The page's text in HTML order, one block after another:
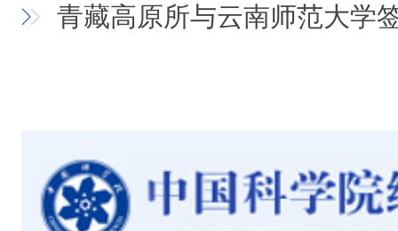
青藏高原所与云南师范大学